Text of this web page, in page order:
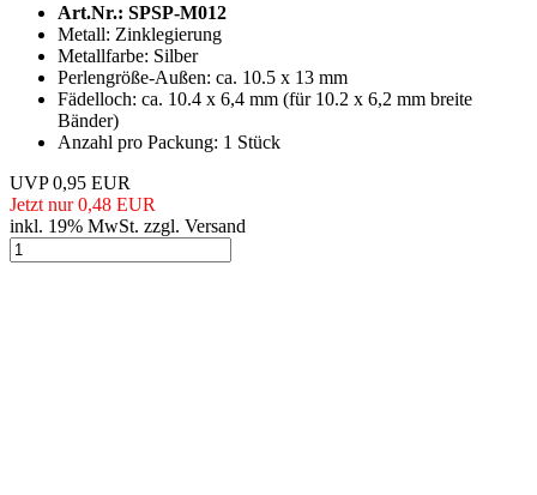
Art.Nr.: SPSP-M012
Metall: Zinklegierung
Metallfarbe: Silber
Perlengröße-Außen: ca. 10.5 x 13 mm
Fädelloch: ca. 10.4 x 6,4 mm (für 10.2 x 6,2 mm breite
Bänder)
Anzahl pro Packung: 1 Stück
UVP 0,95 EUR
Jetzt nur 0,48 EUR
inkl. 19% MwSt. zzgl. Versand